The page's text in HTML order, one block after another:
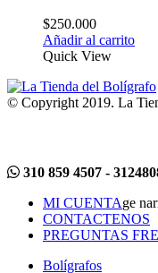
$250.000
Añadir al carrito
Quick View
© Copyright 2019. La
310 859 4507 -
MI CUENTAge
CONTACTENOS
PREGUNTAS
Bolígrafos